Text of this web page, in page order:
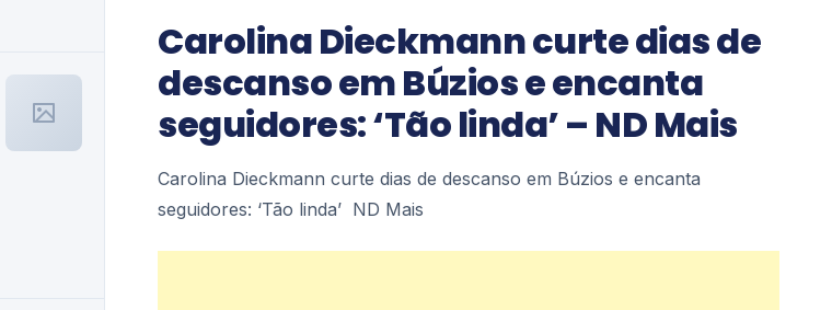
Carolina Dieckmann curte dias de
descanso em Búzios e encanta
seguidores: ‘Tão linda’ – ND Mais
Carolina Dieckmann curte dias de descanso em Búzios e encanta
seguidores: ‘Tão linda’ ND Mais